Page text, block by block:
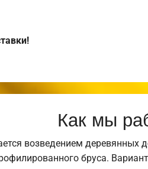
Как мы
возведением деревянных
бруса.